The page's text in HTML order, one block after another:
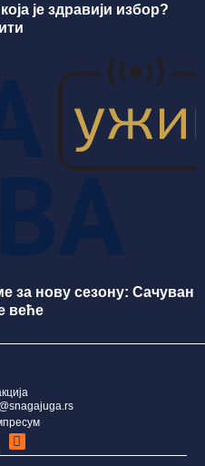
је здравији избор?
за нову сезону: Сачуван
веће